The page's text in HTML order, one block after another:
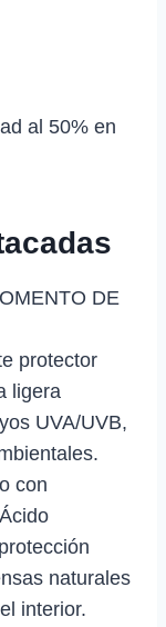
al 50% en
DE
protector
ligera
UVA/UVB,
con
naturales
interior.